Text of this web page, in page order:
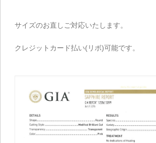
サイズのお直しご対応いたします。
クレジットカード払い(リボ)可能です。